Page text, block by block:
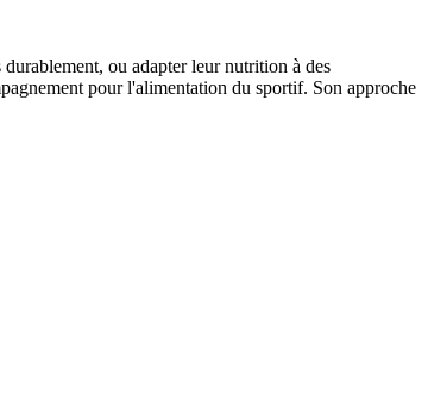
ou adapter leur nutrition à des
pour l'alimentation du sportif. Son approche